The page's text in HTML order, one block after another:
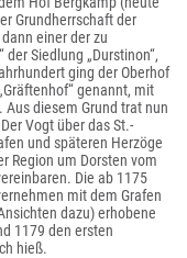
Grundherrschaft der
einer der zu
Siedlung „Durstinon“,
ging der Oberhof
genannt, mit
diesem Grund trat nun
Vogt über das St.-
und späteren Herzöge
Region um Dorsten vom
Die ab 1175
mit dem Grafen
dazu) erhobene
1179 den ersten
hieß.